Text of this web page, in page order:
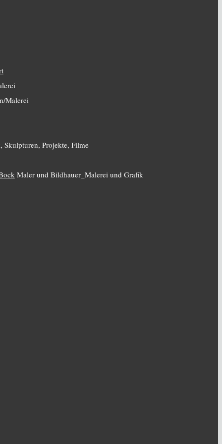
Malerei
Projekte, Filme
Maler und Bildhauer_Malerei und Grafik